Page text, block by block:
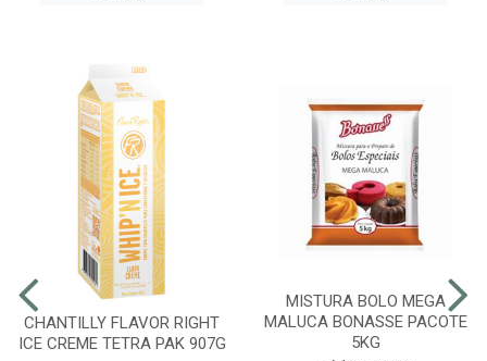
CHANTILLY FLAVOR RIGHT
ICE CREME TETRA PAK 907G
MISTURA BOLO MEGA
MALUCA BONASSE PACOTE
5KG